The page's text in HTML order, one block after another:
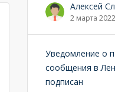
Алексей
2 марта 2022
Уведомление о
сообщения в
подписан